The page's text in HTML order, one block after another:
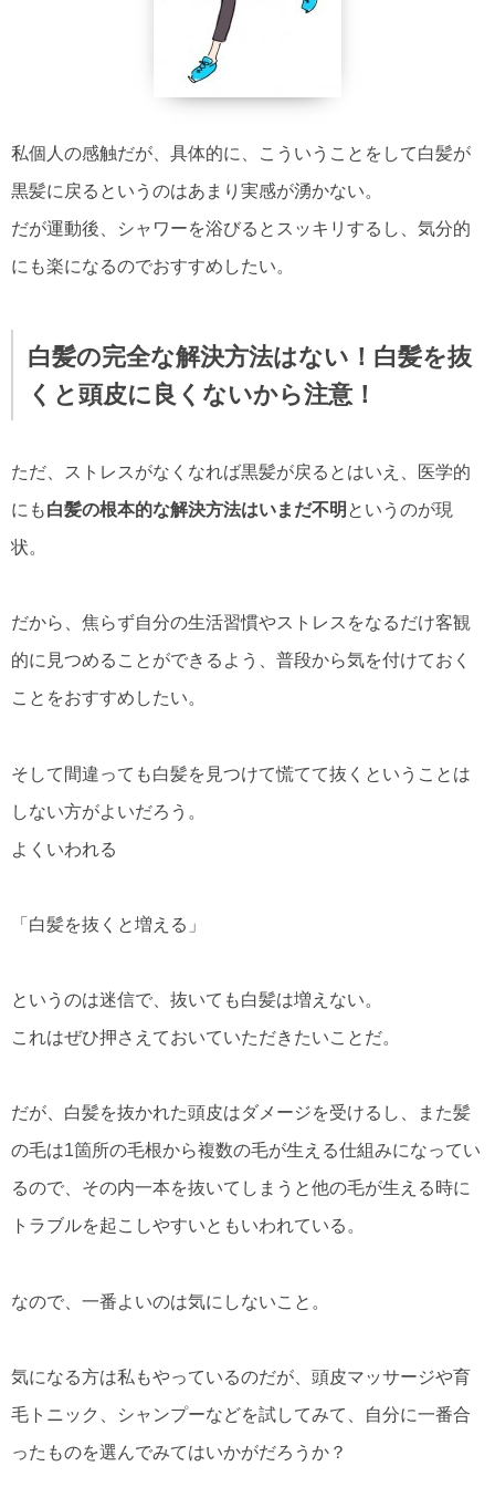
私個人の感触だが、具体的に、こういうことをして白髪が
黒髪に戻るというのはあまり実感が湧かない。
だが運動後、シャワーを浴びるとスッキリするし、気分的
にも楽になるのでおすすめしたい。
白髪の完全な解決方法はない！白髪を抜
くと頭皮に良くないから注意！
ただ、ストレスがなくなれば黒髪が戻るとはいえ、医学的
にも白髪の根本的な解決方法はいまだ不明 というのが現
状。
だから、焦らず自分の生活習慣やストレスをなるだけ客観
的に見つめることができるよう、普段から気を付けておく
ことをおすすめしたい。
そして間違っても白髪を見つけて慌てて抜くということは
しない方がよいだろう。
よくいわれる
「白髪を抜くと増える」
というのは迷信で、抜いても白髪は増えない。
これはぜひ押さえておいていただきたいことだ。
だが、白髪を抜かれた頭皮はダメージを受けるし、また髪
の毛は1箇所の毛根から複数の毛が生える仕組みになってい
るので、その内一本を抜いてしまうと他の毛が生える時に
トラブルを起こしやすいともいわれている。
なので、一番よいのは気にしないこと。
気になる方は私もやっているのだが、頭皮マッサージや育
毛トニック、シャンプーなどを試してみて、自分に一番合
ったものを選んでみてはいかがだろうか？